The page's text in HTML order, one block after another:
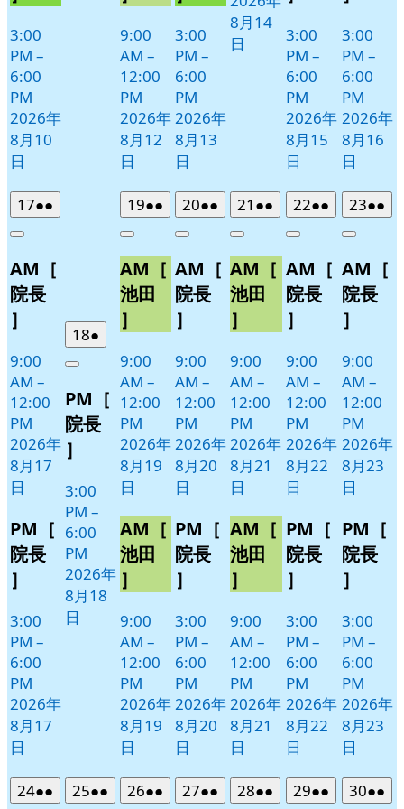
3:00
PM –
6:00
PM
2026年
8月10
日
9:00
AM –
12:00
PM
2026年
8月12
日
3:00
PM –
6:00
PM
2026年
8月13
日
8月14
日
3:00
PM –
6:00
PM
2026年
8月15
日
3:00
PM –
6:00
PM
2026年
8月16
日
172026
年
月
17
日
●●
件
イ
Close
AM［
院長
］
9:00
AM –
12:00
PM
2026年
8月17
日
PM［
院長
］
3:00
PM –
6:00
PM
2026年
8月17
日
182026
年
月
18
日
●
件
イ
ベ
Close
PM［
院長
］
3:00
PM –
6:00
PM
2026年
8月18
日
192026
年
月
19
日
●●
件
イ
ベ
ト)
Close
AM［
池田
］
9:00
AM –
12:00
PM
2026年
8月19
日
AM［
池田
］
9:00
AM –
12:00
PM
2026年
8月19
日
202026
年
月
20
日
●●
件
イ
ベ
ト)
Close
AM［
院長
］
9:00
AM –
12:00
PM
2026年
8月20
日
PM［
院長
］
3:00
PM –
6:00
PM
2026年
8月20
日
21 2026
年
月
21
日
●●
件
イ
ベ
ト)
Close
AM［
池田
］
9:00
AM –
12:00
PM
2026年
8月21
日
AM［
池田
］
9:00
AM –
12:00
PM
2026年
8月21
日
222026
年
月
22
日
●●
件
イ
ベ
ト)
Close
AM［
院長
］
9:00
AM –
12:00
PM
2026年
8月22
日
PM［
院長
］
3:00
PM –
6:00
PM
2026年
8月22
日
232026
年
月
23
日
●●
件
イ
Close
AM［
院長
］
9:00
AM –
12:00
PM
2026年
8月23
日
PM［
院長
］
3:00
PM –
6:00
PM
2026年
8月23
日
242026
●● 252026
●● 262026
●● 272026
●● 282026
●● 292026
●● 302026
●●